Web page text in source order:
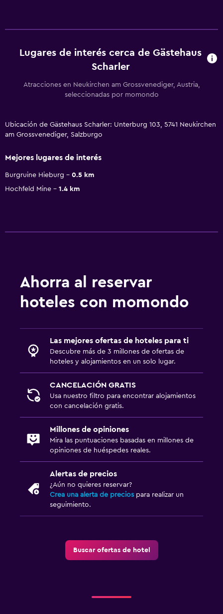
Lugares de interés cerca de Gästehaus
Scharler
Atracciones en Neukirchen am Grossvenediger, Austria,
seleccionadas por momondo
Ubicación de Gästehaus Scharler: Unterburg 103, 5741 Neukirchen
am Grossvenediger, Salzburgo
Mejores lugares de interés
Burgruine Hieburg
0.5 km
Hochfeld Mine
1.4 km
Ahorra al reservar
hoteles con momondo
Las mejores ofertas de hoteles para ti
Descubre más de 3 millones de ofertas de
hoteles y alojamientos en un solo lugar.
CANCELACIÓN GRATIS
Usa nuestro filtro para encontrar alojamientos
con cancelación gratis.
Millones de opiniones
Mira las puntuaciones basadas en millones de
opiniones de huéspedes reales.
Alertas de precios
¿Aún no quieres reservar?
Crea una alerta de precios para realizar un
seguimiento.
Buscar ofertas de hotel